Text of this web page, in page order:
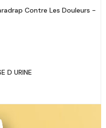
Contre Les Douleurs -
D URINE